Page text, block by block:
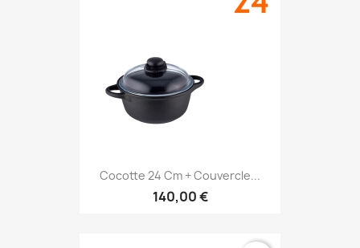
Cocotte 24 Cm + Couvercle...
140,00 €